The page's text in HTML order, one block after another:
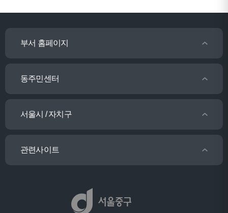
부서 홈페이지
동주민센터
서울시 / 자치구
관련사이트